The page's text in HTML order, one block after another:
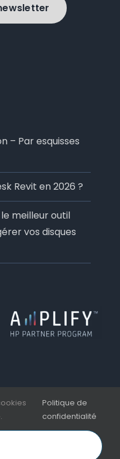
– Par esquisses
Revit en 2026 ?
le meilleur outil
vos disques
Politique de
confidentialité